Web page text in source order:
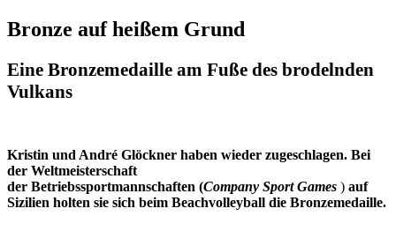
Bronze auf heißem Grund
Eine Bronzemedaille am Fuße des brodelnden
Vulkans
Kristin und André Glöckner haben wieder zugeschlagen. Bei
der Weltmeisterschaft
der Betriebssportmannschaften (Company Sport Games ) auf
Sizilien holten sie sich beim Beachvolleyball die Bronzemedaille.